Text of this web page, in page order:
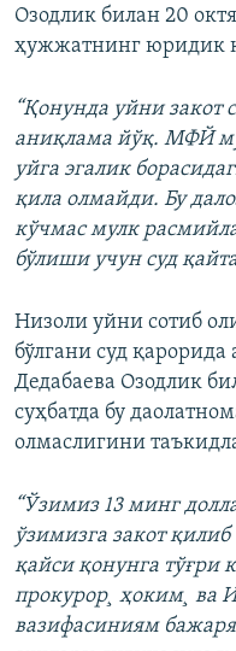
Озодлик билан 20
ҳужжатнинг юридик
“Қонунда уйни закот
аниқлама йўқ. МФЙ
уйга эгалик
қила олмайди. Бу
кўчмас мулк
бўлиши учун суд
Низоли уйни сотиб
бўлгани суд
Дедабаева Озодлик
суҳбатда бу
олмаслигини
“Ўзимиз 13 минг
ўзимизга закот
қайси қонунга тўғри
прокурор¸ ҳоким¸
вазифасиниям